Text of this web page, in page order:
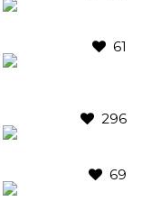
61
296
69